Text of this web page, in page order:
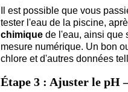
Il est possible que vous
tester l'eau de la piscine,
chimique de l'eau, ainsi que
mesure numérique. Un bon
chlore et d'autres données
Étape 3 : Ajuster le pH